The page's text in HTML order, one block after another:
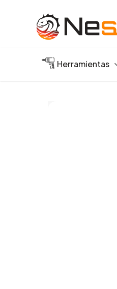
Herramientas